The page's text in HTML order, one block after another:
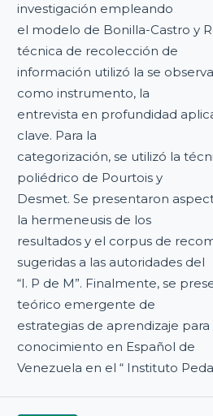
investigación empleando
el modelo de Bonilla-Castro y
técnica de recolección de
información utilizó la se
como instrumento, la
entrevista en profundidad
clave. Para la
categorización, se utilizó la
poliédrico de Pourtois y
Desmet. Se presentaron
la hermeneusis de los
resultados y el corpus de
sugeridas a las autoridades del
“I. P de M”. Finalmente, se
teórico emergente de
estrategias de aprendizaje
conocimiento en Español de
Venezuela en el “ Instituto